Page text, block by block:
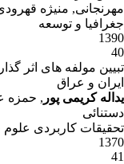
مهرنجانی, منیژه
جغرافیا و توسعه
1390
40
تبیین مولفه های اثر
ایران و عراق
یداله کریمی پور , حمزه
دستنائی
تحقیقات کاربردی علوم
1370
41